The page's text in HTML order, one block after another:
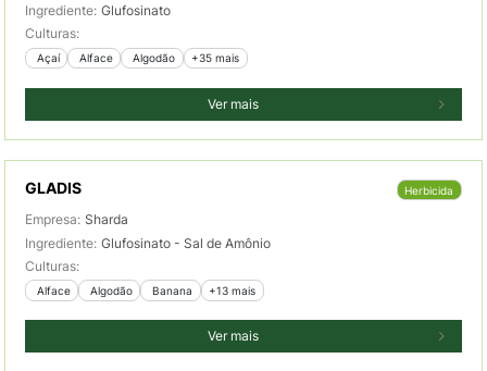
Ingrediente: Glufosinato
Culturas:
Açaí Alface Algodão +35 mais
Ver mais
GLADIS Herbicida
Empresa: Sharda
Ingrediente: Glufosinato - Sal de Amônio
Culturas:
Alface Algodão Banana +13 mais
Ver mais